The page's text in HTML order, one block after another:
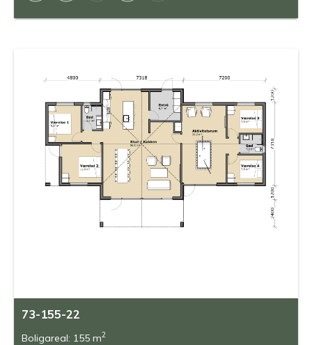
73-155-22
Boligareal: 155 m2